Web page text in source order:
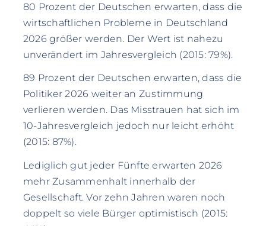
80 Prozent der Deutschen erwarten, dass die
wirtschaftlichen Probleme in Deutschland
2026 größer werden. Der Wert ist nahezu
unverändert im Jahresvergleich (2015: 79%).
89 Prozent der Deutschen erwarten, dass die
Politiker 2026 weiter an Zustimmung
verlieren werden. Das Misstrauen hat sich im
10-Jahresvergleich jedoch nur leicht erhöht
(2015: 87%).
Lediglich gut jeder Fünfte erwarten 2026
mehr Zusammenhalt innerhalb der
Gesellschaft. Vor zehn Jahren waren noch
doppelt so viele Bürger optimistisch (2015: